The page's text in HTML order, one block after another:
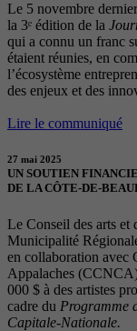
Le 5 novembre
la 3ᵉ édition de la
qui a connu un franc
étaient réunies, en
l’écosystème
des enjeux et des
Lire le communiqué
27 mai 2025
UN SOUTIEN
DE LA CÔTE-DE-
Le Conseil des arts et
Municipalité
en collaboration avec
Appalaches
000 $ à des artistes
cadre du Programme
Capitale-Nationale.